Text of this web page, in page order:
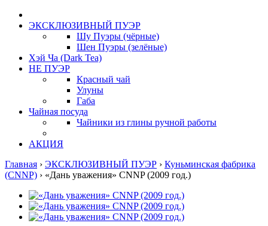
ЭКСКЛЮЗИВНЫЙ ПУЭР
Шу Пуэры (чёрные)
Шен Пуэры (зелёные)
Хэй Ча (Dark Tea)
НЕ ПУЭР
Красный чай
Улуны
Габа
Чайная посуда
Чайники из глины ручной работы
АКЦИЯ
Главная › ЭКСКЛЮЗИВНЫЙ ПУЭР › Куньминская фабрика
(CNNP) › «Дань уважения» CNNP (2009 год.)